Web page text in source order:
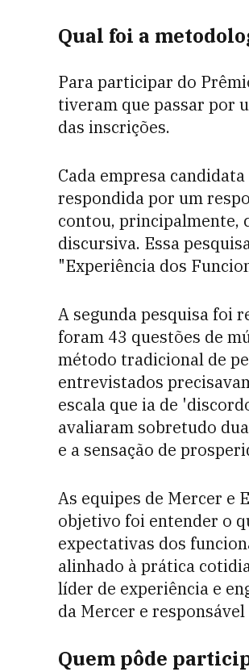
Qual foi a
Para participar do
tiveram que passar por
das inscrições.
Cada empresa
respondida por um
contou, principalmente,
discursiva. Essa
"Experiência dos
A segunda pesquisa foi
foram 43 questões de
método tradicional de
entrevistados
escala que ia de
avaliaram sobretudo
e a sensação de
As equipes de Mercer e
objetivo foi entender o
expectativas dos
alinhado à prática
líder de experiência e
da Mercer e
Quem pôde